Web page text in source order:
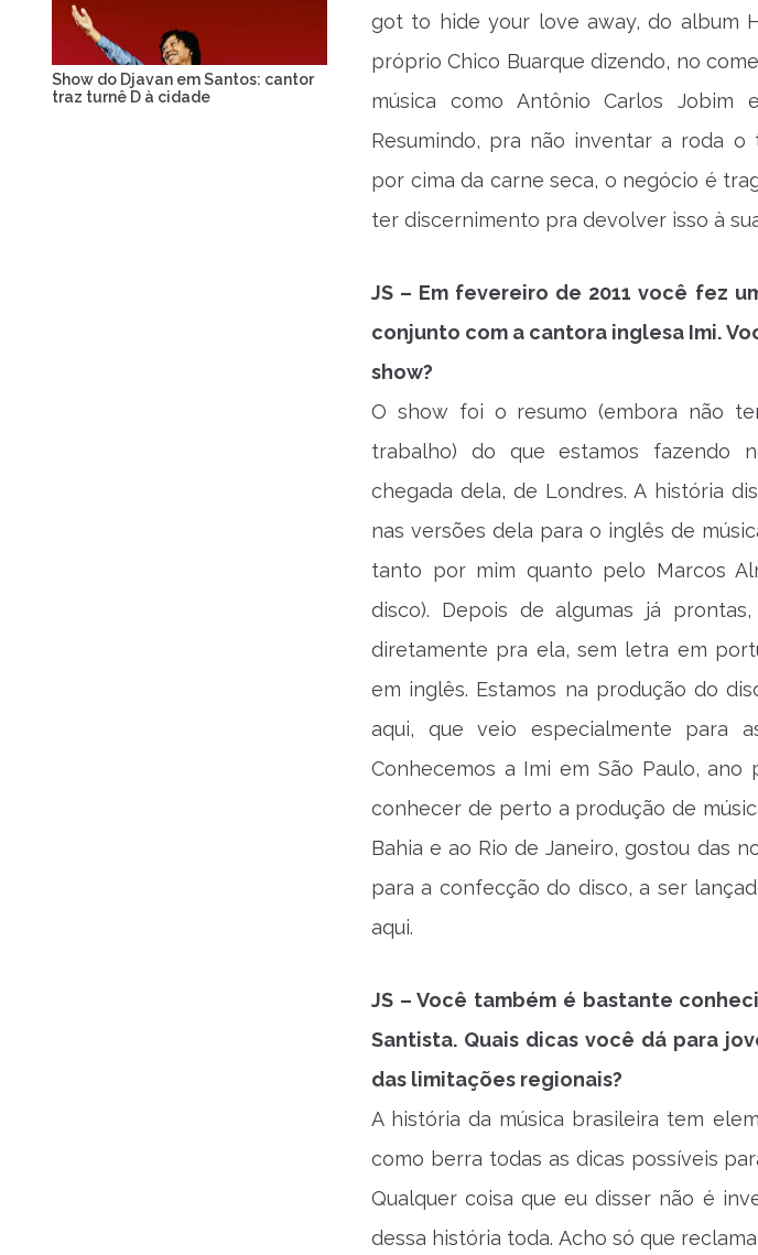
got to hide your love away, do album
próprio Chico Buarque dizendo, no
música como Antônio Carlos Jobim
Resumindo, pra não inventar a roda
por cima da carne seca, o negócio é
ter discernimento pra devolver isso à
JS – Em fevereiro de 2011 você fez
conjunto com a cantora inglesa Imi.
show?
O show foi o resumo (embora não
trabalho) do que estamos fazendo
chegada dela, de Londres. A história
nas versões dela para o inglês de
tanto por mim quanto pelo Marcos
disco). Depois de algumas já
diretamente pra ela, sem letra em
em inglês. Estamos na produção do
aqui, que veio especialmente para
Conhecemos a Imi em São Paulo, ano
conhecer de perto a produção de
Bahia e ao Rio de Janeiro, gostou das
para a confecção do disco, a ser
aqui.
JS – Você também é bastante
Santista. Quais dicas você dá para
das limitações regionais?
A história da música brasileira tem
como berra todas as dicas possíveis
Qualquer coisa que eu disser não é
dessa história toda. Acho só que
Show do Djavan em Santos: cantor
traz turnê D à cidade